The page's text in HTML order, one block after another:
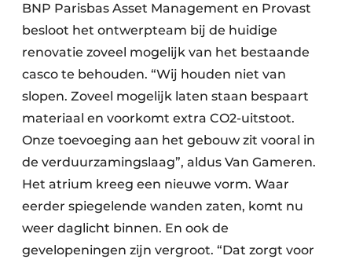
BNP Parisbas Asset Management en Provast
besloot het ontwerpteam bij de huidige
renovatie zoveel mogelijk van het bestaande
casco te behouden. “Wij houden niet van
slopen. Zoveel mogelijk laten staan bespaart
materiaal en voorkomt extra CO2-uitstoot.
Onze toevoeging aan het gebouw zit vooral in
de verduurzamingslaag”, aldus Van Gameren.
Het atrium kreeg een nieuwe vorm. Waar
eerder spiegelende wanden zaten, komt nu
weer daglicht binnen. En ook de
gevelopeningen zijn vergroot. “Dat zorgt voor